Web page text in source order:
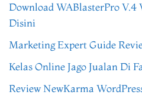
Download WABlasterPro V.4
Disini
Marketing Expert Guide
Kelas Online Jago Jualan Di
Review NewKarma